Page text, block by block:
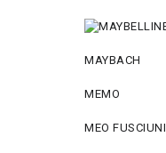
MAYBACH
MEMO
MEO FUSCIUNI